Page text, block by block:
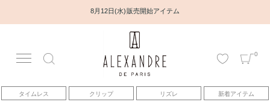
8月12日(水) 販売開始アイテム
0
タイムレス クリップ リズレ 新着アイテム
アカウント